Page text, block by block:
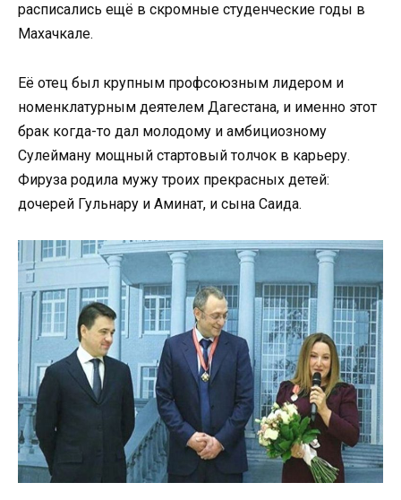
расписались ещё в скромные студенческие годы в
Махачкале.
Её отец был крупным профсоюзным лидером и
номенклатурным деятелем Дагестана, и именно этот
брак когда-то дал молодому и амбициозному
Сулейману мощный стартовый толчок в карьеру.
Фируза родила мужу троих прекрасных детей:
дочерей Гульнару и Аминат, и сына Саида.